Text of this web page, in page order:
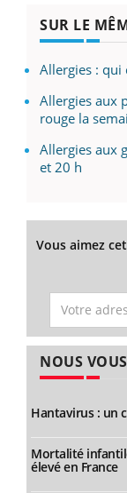
SUR LE
Allergies : qui
Allergies aux
rouge la
Allergies aux
et 20 h
Vous aimez
NOUS
Hantavirus : un
Mortalité
élevé en France